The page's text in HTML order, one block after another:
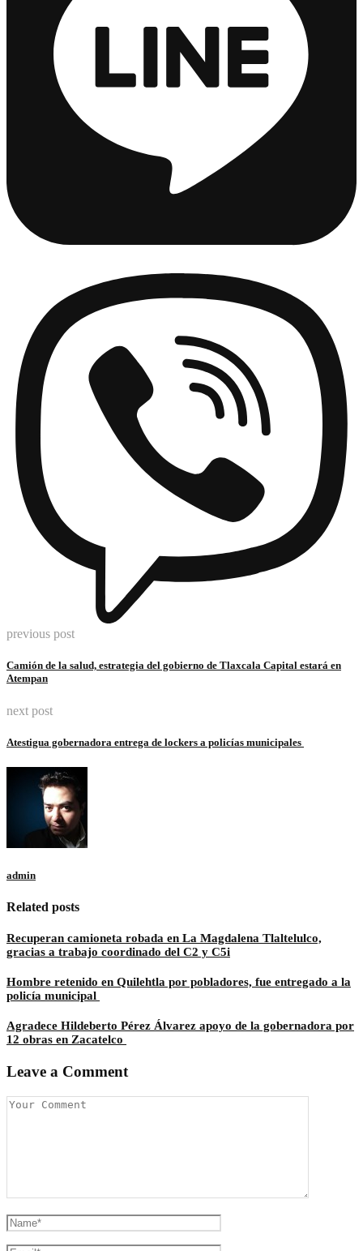
previous post
Camión de la salud, estrategia del gobierno de Tlaxcala Capital estará en
Atempan
next post
Atestigua gobernadora entrega de lockers a policías municipales
admin
Related posts
Recuperan camioneta robada en La Magdalena Tlaltelulco,
gracias a trabajo coordinado del C2 y C5i
Hombre retenido en Quilehtla por pobladores, fue entregado a la
policía municipal
Agradece Hildeberto Pérez Álvarez apoyo de la gobernadora por
12 obras en Zacatelco
Leave a Comment